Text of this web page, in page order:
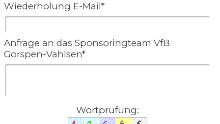
Wiederholung E-Mail*
Anfrage an das Sponsoringteam VfB
Gorspen-Vahlsen*
Wortprüfung: